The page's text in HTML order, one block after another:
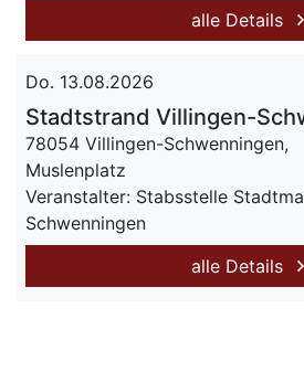
alle Details
Do. 13.08.2026
Stadtstrand Villingen-
78054 Villingen-Schwenningen,
Muslenplatz
Veranstalter: Stabsstelle
Schwenningen
alle Details